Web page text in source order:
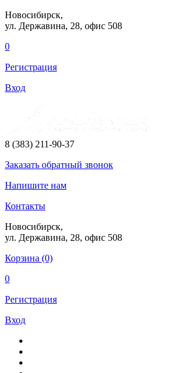
Новосибирск,
ул. Державина, 28, офис 508
0
Регистрация
Вход
8 (383) 211-90-37
Заказать обратный звонок
Напишите нам
Контакты
Новосибирск,
ул. Державина, 28, офис 508
Корзина (0)
0
Регистрация
Вход